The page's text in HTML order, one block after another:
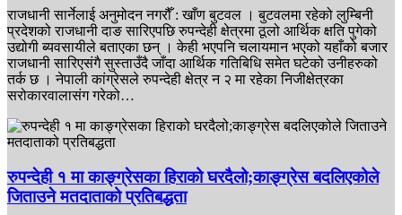
राजधानी सार्नेलाई अनुमोदन नगरौँ : खाँण बुटवल । बुटवलमा रहेको लुम्बिनी
प्रदेशको राजधानी दाङ सारिएपछि रुपन्देही क्षेत्रमा ठूलो आर्थिक क्षति पुगेको
उद्योगी ब्यवसायीले बताएका छन् । केही भएपनि चलायमान भएको यहाँको बजार
राजधानी सारिएसंगै सुस्ताउँदै जाँदा आर्थिक गतिबिधि समेत घटेको उनीहरुको
तर्क छ । नेपाली कांग्रेसले रुपन्देही क्षेत्र न २ मा रहेका निजीक्षेत्रका
सरोकारवालासंग गरेको…
रुपन्देही १ मा काङ्ग्रेसका हिराको घरदैलो;काङ्ग्रेस बदलिएकोले
जिताउने मतदाताको प्रतिबद्धता